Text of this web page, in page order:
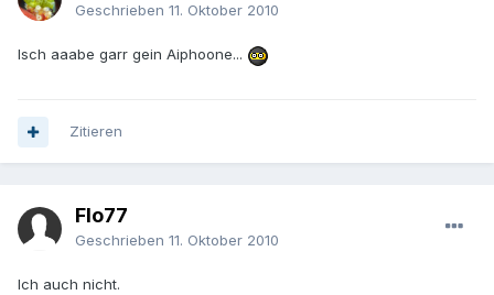
Geschrieben 11. Oktober 2010
Isch aaabe garr gein Aiphoone...
Zitieren
Flo77
Geschrieben 11. Oktober 2010
Ich auch nicht.